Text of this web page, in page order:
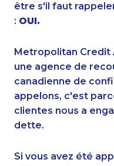
être s'il faut
: OUI.
Metropolitan Credit
une agence de
canadienne de
appelons, c'est
clientes nous a
dette.
Si vous avez été